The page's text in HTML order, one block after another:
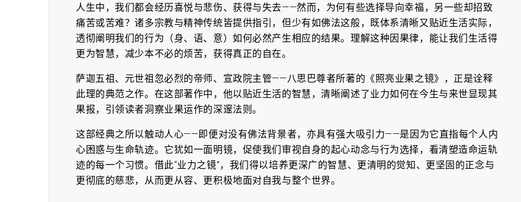
人生中，我们都会经历喜悦与悲伤、获得与失去——然而，为何有些选择导向幸福，另一些却招致
痛苦或苦难？诸多宗教与精神传统皆提供指引，但少有如佛法这般，既体系清晰又贴近生活实际，
透彻阐明我们的行为（身、语、意）如何必然产生相应的结果。理解这种因果律，能让我们生活得
更为智慧，减少本不必的烦苦，获得真正的自在。
萨迦五祖、元世祖忽必烈的帝师、宣政院主管——八思巴尊者所著的《照亮业果之镜》，正是诠释
此理的典范之作。在这部著作中，他以贴近生活的智慧，清晰阐述了业力如何在今生与来世显现其
果报，引领读者洞察业果运作的深邃法则。
这部经典之所以触动人心——即便对没有佛法背景者，亦具有强大吸引力——是因为它直指每个人内
心困惑与生命轨迹。它犹如一面明镜，促使我们审视自身的起心动念与行为选择，看清塑造命运轨
迹的每一个习惯。借此“业力之镜”，我们得以培养更深广的智慧、更清明的觉知、更坚固的正念与
更彻底的慈悲，从而更从容、更积极地面对自我与整个世界。